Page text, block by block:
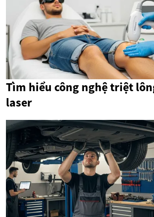
Tìm hiểu công nghệ triệt
laser